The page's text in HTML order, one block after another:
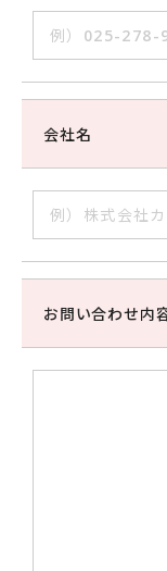
会社名
お問い合わせ内